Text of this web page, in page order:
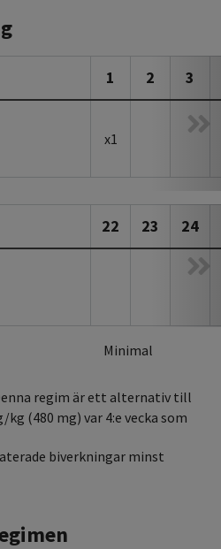
1 2 3
x1
22 23 24
Minimal
regim är ett alternativ till
(480 mg) var 4:e vecka som
biverkningar minst